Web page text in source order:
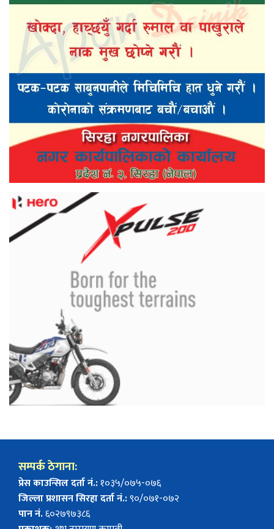
सम्पर्क ठेगाना:
प्रेस काउन्सिल दर्ता नं.:१०३५/०७५-०७६
जिल्ला प्रशासन सिरहा दर्ता नं.:९०/०७१-०७२
पान नं.६०२७९७३८६